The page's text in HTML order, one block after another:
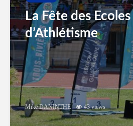
La Fête des Ecoles
d’Athlétisme
Mike DANINTHE 43 views